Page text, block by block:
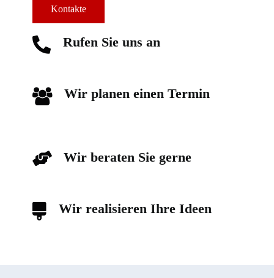
Kontakte
Rufen Sie uns an
Wir planen einen Termin
Wir beraten Sie gerne
Wir realisieren Ihre Ideen